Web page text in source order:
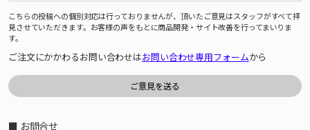
こちらの投稿への個別対応は行っておりませんが、頂いたご意見はスタッフがすべて拝
見させていただきます。お客様の声をもとに商品開発・サイト改善を行ってまいりま
す。
ご注文にかかわるお問い合わせはお問い合わせ専用フォームから
■ お問合せ